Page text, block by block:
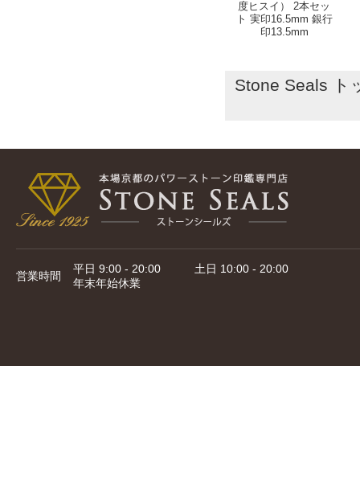
度ヒスイ） 2本セッ
ト 実印16.5mm 銀行
印13.5mm
Stone Seals ト
営業時間
平日 9:00 - 20:00 土日 10:00 - 20:00
年末年始休業